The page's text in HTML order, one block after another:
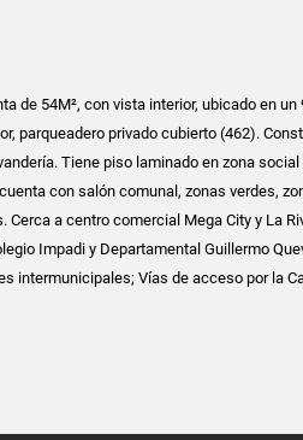
de 54M², con vista interior, ubicado en
parqueadero privado cubierto (462).
Tiene piso laminado en zona
con salón comunal, zonas verdes,
Cerca a centro comercial Mega City y La
Impadi y Departamental Guillermo
intermunicipales; Vías de acceso por la